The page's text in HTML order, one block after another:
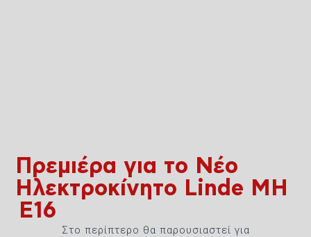
Πρεμιέρα για το Νέο
Ηλεκτροκίνητο Linde MH
E16
Στο περίπτερο θα παρουσιαστεί για